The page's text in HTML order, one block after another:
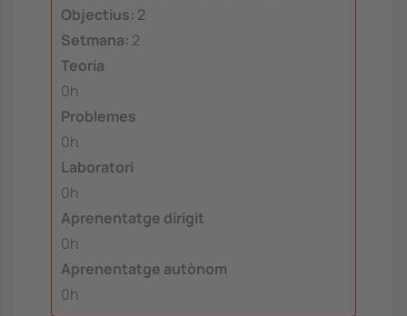
Objectius: 2
Setmana: 2
Teoria
0h
Problemes
0h
Laboratori
0h
Aprenentatge dirigit
0h
Aprenentatge autònom
0h